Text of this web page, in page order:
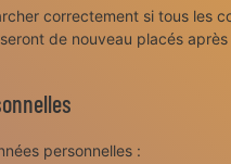
correctement si tous les
de nouveau placés
personnelles :